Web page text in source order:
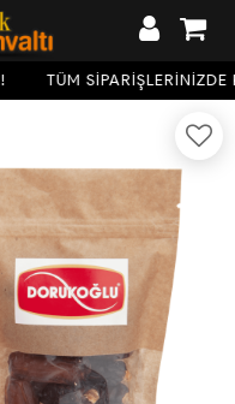
TÜM SİPARİŞLERİNİZDE